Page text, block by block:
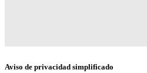
Aviso de privacidad simplificado